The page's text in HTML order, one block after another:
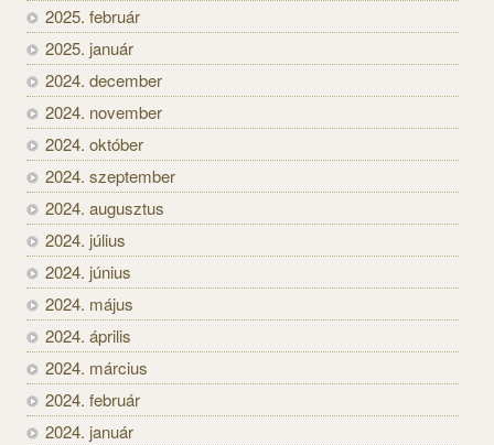
2025. február
2025. január
2024. december
2024. november
2024. október
2024. szeptember
2024. augusztus
2024. július
2024. június
2024. május
2024. április
2024. március
2024. február
2024. január